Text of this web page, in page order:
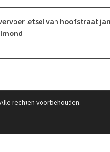
letsel van hoofstraat jan
rechten voorbehouden.